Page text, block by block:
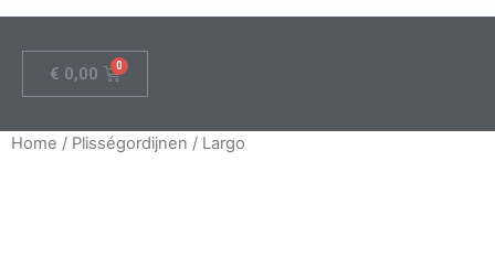
€ 0,00
Home / Plisségordijnen / Largo